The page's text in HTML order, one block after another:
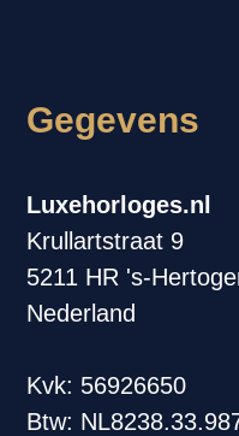
Gegevens
Luxehorloges.nl
Krullartstraat 9
5211 HR 's-
Nederland
Kvk: 56926650
Btw: